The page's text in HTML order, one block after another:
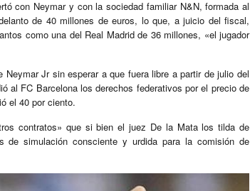
con Neymar y con la sociedad familiar N&N, formada al
de 40 millones de euros, lo que, a juicio del fiscal,
como una del Real Madrid de 36 millones, «el jugador
Jr sin esperar a que fuera libre a partir de julio del
al FC Barcelona los derechos federativos por el precio de
el 40 por ciento.
contratos» que si bien el juez De la Mata los tilda de
de simulación consciente y urdida para la comisión de